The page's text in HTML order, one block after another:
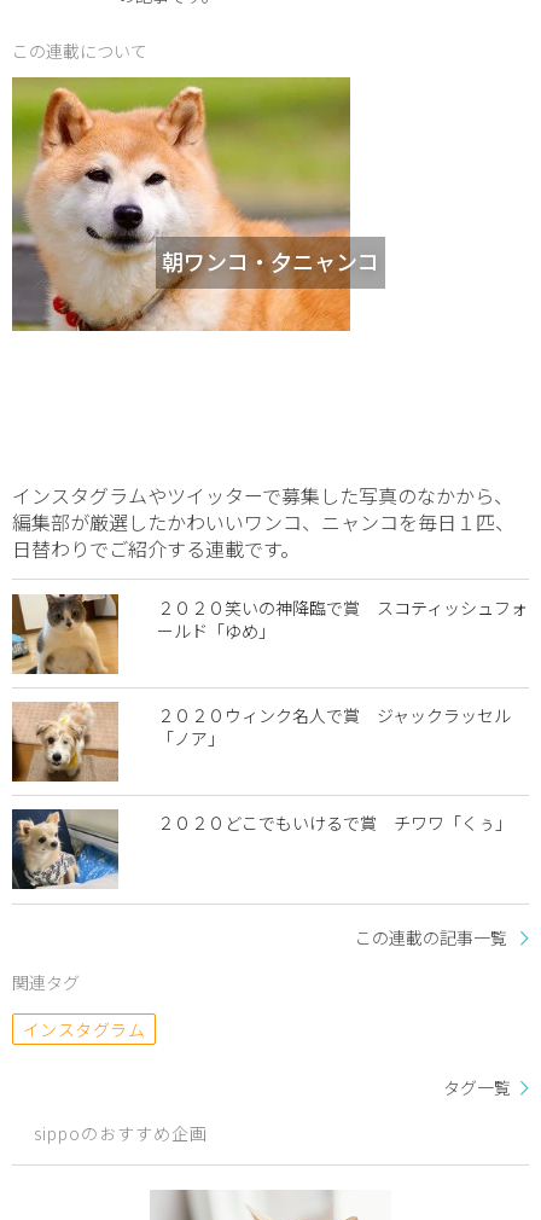
この連載について
朝ワンコ・夕ニャンコ
インスタグラムやツイッターで募集した写真のなかから、
編集部が厳選したかわいいワンコ、ニャンコを毎日１匹、
日替わりでご紹介する連載です。
２０２０笑いの神降臨で賞 スコティッシュフォ
ールド「ゆめ」
２０２０ウィンク名人で賞 ジャックラッセル
「ノア」
２０２０どこでもいけるで賞 チワワ「くぅ」
この連載の記事一覧
関連タグ
インスタグラム
タグ一覧
sippoのおすすめ企画